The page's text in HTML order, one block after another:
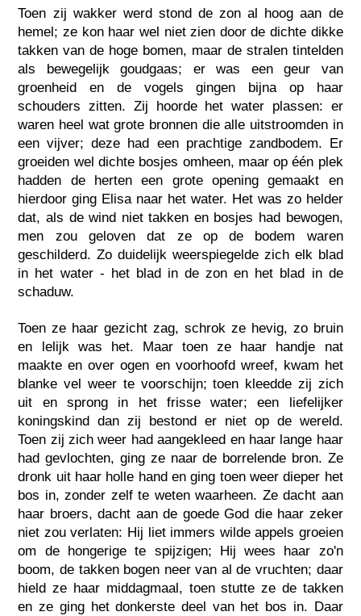
Toen zij wakker werd stond de zon al hoog aan de
hemel; ze kon haar wel niet zien door de dichte dikke
takken van de hoge bomen, maar de stralen tintelden
als bewegelijk goudgaas; er was een geur van
groenheid en de vogels gingen bijna op haar
schouders zitten. Zij hoorde het water plassen: er
waren heel wat grote bronnen die alle uitstroomden in
een vijver; deze had een prachtige zandbodem. Er
groeiden wel dichte bosjes omheen, maar op één plek
hadden de herten een grote opening gemaakt en
hierdoor ging Elisa naar het water. Het was zo helder
dat, als de wind niet takken en bosjes had bewogen,
men zou geloven dat ze op de bodem waren
geschilderd. Zo duidelijk weerspiegelde zich elk blad
in het water - het blad in de zon en het blad in de
schaduw.
Toen ze haar gezicht zag, schrok ze hevig, zo bruin
en lelijk was het. Maar toen ze haar handje nat
maakte en over ogen en voorhoofd wreef, kwam het
blanke vel weer te voorschijn; toen kleedde zij zich
uit en sprong in het frisse water; een liefelijker
koningskind dan zij bestond er niet op de wereld.
Toen zij zich weer had aangekleed en haar lange haar
had gevlochten, ging ze naar de borrelende bron. Ze
dronk uit haar holle hand en ging toen weer dieper het
bos in, zonder zelf te weten waarheen. Ze dacht aan
haar broers, dacht aan de goede God die haar zeker
niet zou verlaten: Hij liet immers wilde appels groeien
om de hongerige te spijzigen; Hij wees haar zo'n
boom, de takken bogen neer van al de vruchten; daar
hield ze haar middagmaal, toen stutte ze de takken
en ze ging het donkerste deel van het bos in. Daar